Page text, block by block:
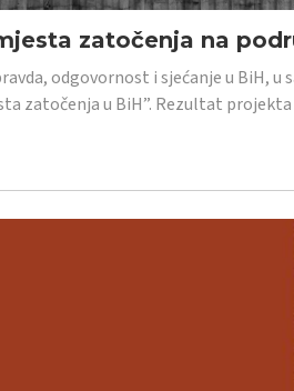
zatočenja na
odgovornost i sjećanje u BiH,
zatočenja u BiH”. Rezultat